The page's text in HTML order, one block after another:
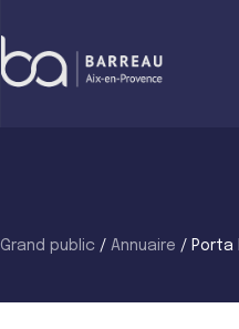
to
content
Grand public / Annuaire / Porta